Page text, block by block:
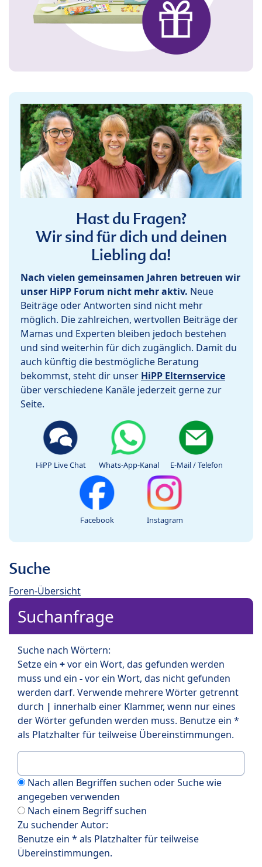
Hast du Fragen?
Wir sind für dich und deinen
Liebling da!
Nach vielen gemeinsamen Jahren betreuen wir
unser HiPP Forum nicht mehr aktiv. Neue
Beiträge oder Antworten sind nicht mehr
möglich. Die zahlreichen, wertvollen Beiträge der
Mamas und Experten bleiben jedoch bestehen
und sind weiterhin für dich zugänglich. Damit du
auch künftig die bestmögliche Beratung
bekommst, steht dir unser HiPP Elternservice
über verschiedene Kanäle jederzeit gerne zur
Seite.
HiPP Live Chat Whats-App-Kanal E-Mail / Telefon
Facebook Instagram
Suche
Foren-Übersicht
Suchanfrage
Suche nach Wörtern:
Setze ein +vor ein Wort, das gefunden werden
muss und ein -vor ein Wort, das nicht gefunden
werden darf. Verwende mehrere Wörter getrennt
durch | innerhalb einer Klammer, wenn nur eines
der Wörter gefunden werden muss. Benutze ein *
als Platzhalter für teilweise Übereinstimmungen.
Nach allen Begriffen suchen oder Suche wie
angegeben verwenden
Nach einem Begriff suchen
Zu suchender Autor:
Benutze ein * als Platzhalter für teilweise
Übereinstimmungen.